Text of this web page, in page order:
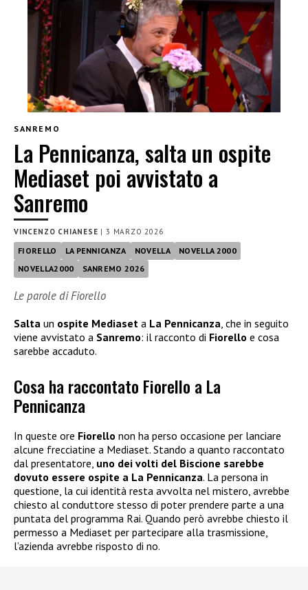
SANREMO
La Pennicanza, salta un ospite
Mediaset poi avvistato a
Sanremo
VINCENZO CHIANESE |3 MARZO 2026
FIORELLO LA PENNICANZA NOVELLA
NOVELLA 2000
NOVELLA2000
SANREMO 2026
Le parole di Fiorello
Salta un ospite Mediaset a La Pennicanza, che in seguito
viene avvistato a Sanremo: il racconto di Fiorello e cosa
sarebbe accaduto.
Cosa ha raccontato Fiorello a La
Pennicanza
In queste ore Fiorello non ha perso occasione per lanciare
alcune frecciatine a Mediaset. Stando a quanto raccontato
dal presentatore, uno dei volti del Biscione sarebbe
dovuto essere ospite a La Pennicanza. La persona in
questione, la cui identità resta avvolta nel mistero, avrebbe
chiesto al conduttore stesso di poter prendere parte a una
puntata del programma Rai. Quando però avrebbe chiesto il
permesso a Mediaset per partecipare alla trasmissione,
l’azienda avrebbe risposto di no.